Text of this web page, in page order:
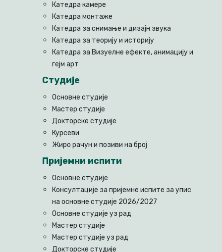
Катедра камере
Катедра монтаже
Катедра за снимање и дизајн звука
Катедра за теорију и историју
Катедра за Визуелне ефекте, анимацију и
гејм арт
Студије
Основне студије
Мастер студије
Докторске студије
Курсеви
Жиро рачун и позиви на број
Пријемни испити
Основне студије
Консултације за пријемне испите за упис
на основне студије 2026/2027
Основне студије уз рад
Мастер студије
Мастер студије уз рад
Докторске студије